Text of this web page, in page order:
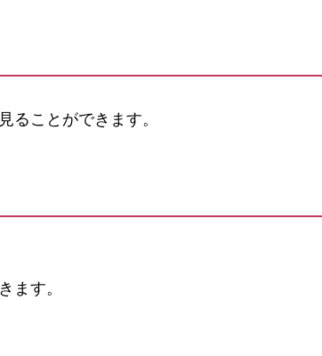
ことができます。
ます。